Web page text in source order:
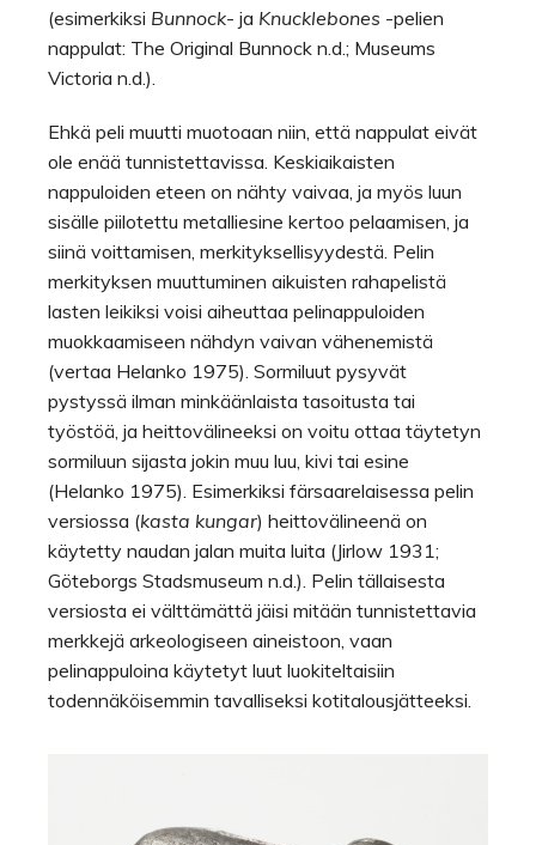
(esimerkiksi Bunnock- ja Knucklebones -pelien
nappulat: The Original Bunnock n.d.; Museums
Victoria n.d.).
Ehkä peli muutti muotoaan niin, että nappulat eivät
ole enää tunnistettavissa. Keskiaikaisten
nappuloiden eteen on nähty vaivaa, ja myös luun
sisälle piilotettu metalliesine kertoo pelaamisen, ja
siinä voittamisen, merkityksellisyydestä. Pelin
merkityksen muuttuminen aikuisten rahapelistä
lasten leikiksi voisi aiheuttaa pelinappuloiden
muokkaamiseen nähdyn vaivan vähenemistä
(vertaa Helanko 1975). Sormiluut pysyvät
pystyssä ilman minkäänlaista tasoitusta tai
työstöä, ja heittovälineeksi on voitu ottaa täytetyn
sormiluun sijasta jokin muu luu, kivi tai esine
(Helanko 1975). Esimerkiksi färsaarelaisessa pelin
versiossa (kasta kungar) heittovälineenä on
käytetty naudan jalan muita luita (Jirlow 1931;
Göteborgs Stadsmuseum n.d.). Pelin tällaisesta
versiosta ei välttämättä jäisi mitään tunnistettavia
merkkejä arkeologiseen aineistoon, vaan
pelinappuloina käytetyt luut luokiteltaisiin
todennäköisemmin tavalliseksi kotitalousjätteeksi.